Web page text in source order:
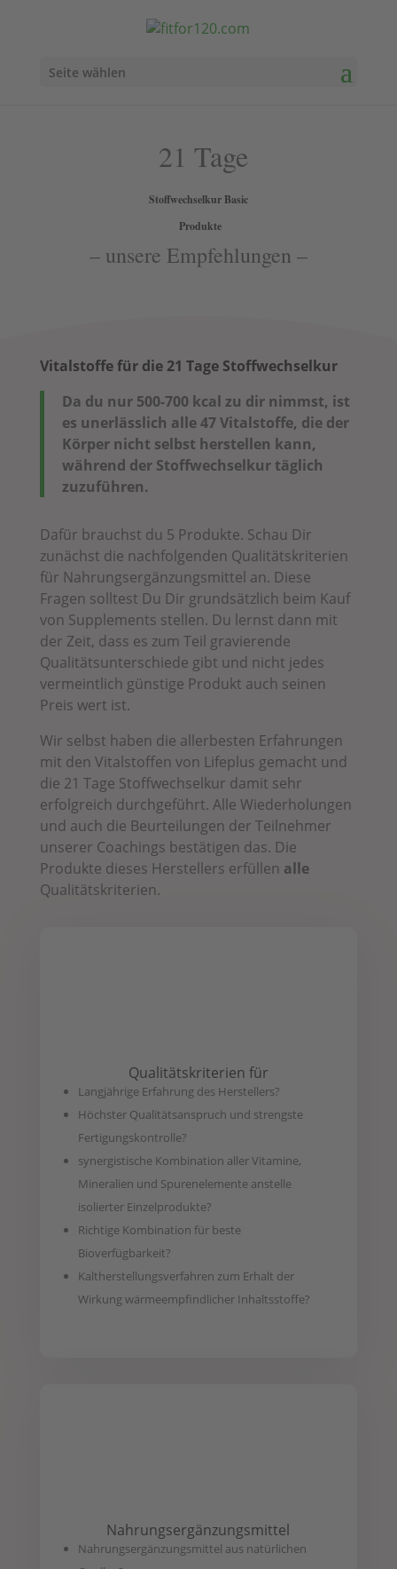
Seite wählen
21 Tage
Stoffwechselkur Basic
Produkte
– unsere Empfehlungen –
Vitalstoffe für die 21 Tage Stoffwechselkur
Da du nur 500-700 kcal zu dir nimmst, ist
es unerlässlich alle 47 Vitalstoffe, die der
Körper nicht selbst herstellen kann,
während der Stoffwechselkur täglich
zuzuführen.
Dafür brauchst du 5 Produkte. Schau Dir
zunächst die nachfolgenden Qualitätskriterien
für Nahrungsergänzungsmittel an. Diese
Fragen solltest Du Dir grundsätzlich beim Kauf
von Supplements stellen. Du lernst dann mit
der Zeit, dass es zum Teil gravierende
Qualitätsunterschiede gibt und nicht jedes
vermeintlich günstige Produkt auch seinen
Preis wert ist.
Wir selbst haben die allerbesten Erfahrungen
mit den Vitalstoffen von Lifeplus gemacht und
die 21 Tage Stoffwechselkur damit sehr
erfolgreich durchgeführt. Alle Wiederholungen
und auch die Beurteilungen der Teilnehmer
unserer Coachings bestätigen das. Die
Produkte dieses Herstellers erfüllen alle
Qualitätskriterien.
Qualitätskriterien für
Langjährige Erfahrung des Herstellers?
Höchster Qualitätsanspruch und strengste
Fertigungskontrolle?
synergistische Kombination aller Vitamine,
Mineralien und Spurenelemente anstelle
isolierter Einzelprodukte?
Richtige Kombination für beste
Bioverfügbarkeit?
Kaltherstellungsverfahren zum Erhalt der
Wirkung wärmeempfindlicher Inhaltsstoffe?
Nahrungsergänzungsmittel
Nahrungsergänzungsmittel aus natürlichen